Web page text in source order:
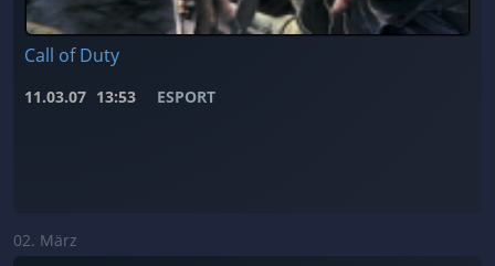
Call of Duty
11.03.07 13:53 ESPORT
02. März